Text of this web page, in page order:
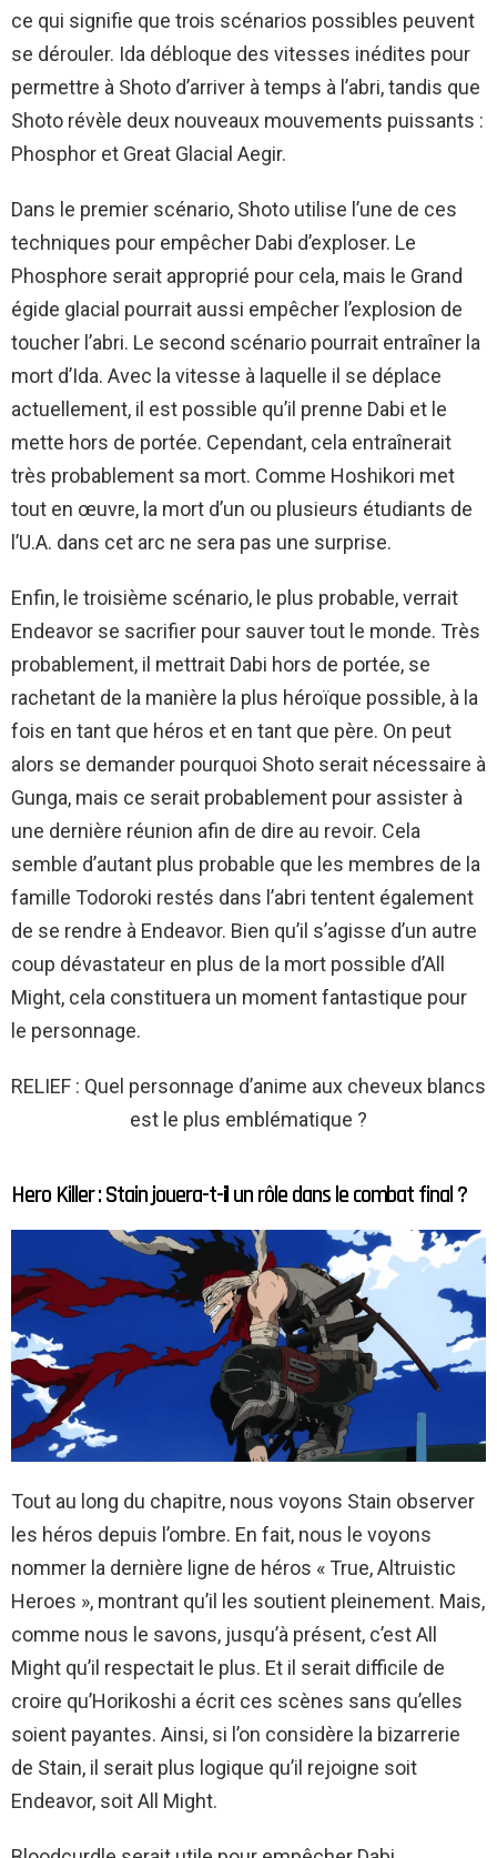
ce qui signifie que trois scénarios possibles peuvent
se dérouler. Ida débloque des vitesses inédites pour
permettre à Shoto d’arriver à temps à l’abri, tandis que
Shoto révèle deux nouveaux mouvements puissants :
Phosphor et Great Glacial Aegir.
Dans le premier scénario, Shoto utilise l’une de ces
techniques pour empêcher Dabi d’exploser. Le
Phosphore serait approprié pour cela, mais le Grand
égide glacial pourrait aussi empêcher l’explosion de
toucher l’abri. Le second scénario pourrait entraîner la
mort d’Ida. Avec la vitesse à laquelle il se déplace
actuellement, il est possible qu’il prenne Dabi et le
mette hors de portée. Cependant, cela entraînerait
très probablement sa mort. Comme Hoshikori met
tout en œuvre, la mort d’un ou plusieurs étudiants de
l’U.A. dans cet arc ne sera pas une surprise.
Enfin, le troisième scénario, le plus probable, verrait
Endeavor se sacrifier pour sauver tout le monde. Très
probablement, il mettrait Dabi hors de portée, se
rachetant de la manière la plus héroïque possible, à la
fois en tant que héros et en tant que père. On peut
alors se demander pourquoi Shoto serait nécessaire à
Gunga, mais ce serait probablement pour assister à
une dernière réunion afin de dire au revoir. Cela
semble d’autant plus probable que les membres de la
famille Todoroki restés dans l’abri tentent également
de se rendre à Endeavor. Bien qu’il s’agisse d’un autre
coup dévastateur en plus de la mort possible d’All
Might, cela constituera un moment fantastique pour
le personnage.
RELIEF : Quel personnage d’anime aux cheveux blancs
est le plus emblématique ?
Hero Killer : Stain jouera-t-il un rôle dans le combat final ?
Tout au long du chapitre, nous voyons Stain observer
les héros depuis l’ombre. En fait, nous le voyons
nommer la dernière ligne de héros « True, Altruistic
Heroes », montrant qu’il les soutient pleinement. Mais,
comme nous le savons, jusqu’à présent, c’est All
Might qu’il respectait le plus. Et il serait difficile de
croire qu’Horikoshi a écrit ces scènes sans qu’elles
soient payantes. Ainsi, si l’on considère la bizarrerie
de Stain, il serait plus logique qu’il rejoigne soit
Endeavor, soit All Might.